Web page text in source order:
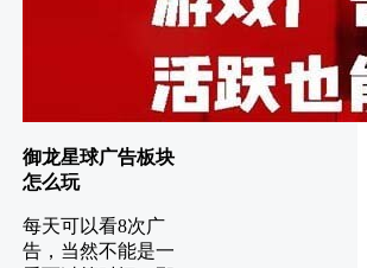
御龙星球广告板块
怎么玩
每天可以看8次广
告，当然不能是一